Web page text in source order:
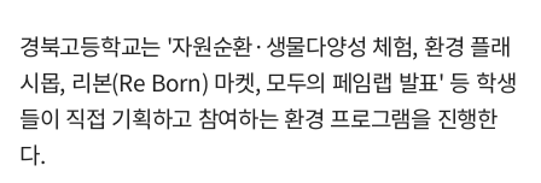
경북고등학교는 '자원순환·생물다양성 체험, 환경 플래
시몹, 리본(Re Born) 마켓, 모두의 페임랩 발표' 등 학생
들이 직접 기획하고 참여하는 환경 프로그램을 진행한
다.